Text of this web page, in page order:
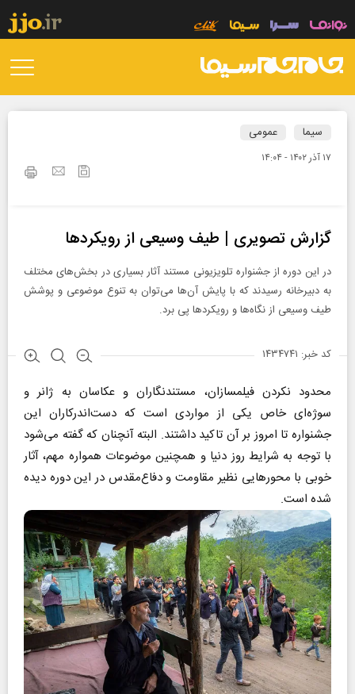
سیما عمومی
۱۷ آذر ۱۴۰۲ - ۱۴:۰۴
گزارش تصویری | طیف وسیعی از رویکرد‌ها
در این دوره از جشنواره تلویزیونی مستند آثار بسیاری در بخش‌های مختلف
به دبیرخانه رسیدند که با پایش آن‌ها می‌توان به تنوع موضوعی و پوشش
طیف وسیعی از نگاه‌ها و رویکرد‌ها پی برد.
کد خبر: ۱۴۳۴۷۴۱
محدود نکردن فیلمسازان، مستندنگاران و عکاسان به ژانر و
سوژه‌ای خاص یکی از مواردی است که دست‌اندرکاران این
جشنواره تا امروز بر آن تاکید داشتند. البته آنچنان که گفته می‌شود
با توجه به شرایط روز دنیا و همچنین موضوعات همواره مهم، آثار
خوبی با محور‌هایی نظیر مقاومت و دفاع‌مقدس در این دوره دیده
شده است.